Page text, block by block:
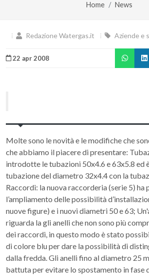
Home News
Redazione Watergas.it Aziende e
22 apr 2008
Molte sono le novità e le modifiche che
che abbiamo il piacere di presentare:
introdotte le tubazioni 50x4.6 e 63x5.8 ed
tubazione del diametro 32x4.4 con la
Raccordi: la nuova raccorderia (serie 5) ha
l’ampliamento delle possibilità
nuove figure) e i nuovi diametri 50 e 63;
riguarda la gli anelli che non sono più
dei raccordi, in questo modo è stato
di colore blu per dare la possibilità di
dalla fredda. Gli anelli fino al diametro 25
battuta per evitare lo spostamento in fase